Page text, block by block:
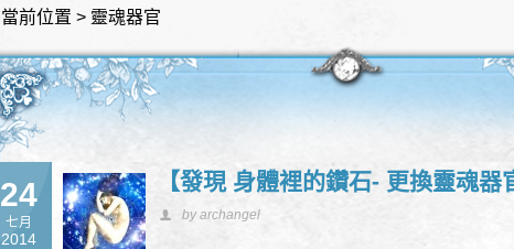
當前位置 > 靈魂器官
24
七月
2014
【發現 身體裡的鑽石- 更換靈魂器
by archangel